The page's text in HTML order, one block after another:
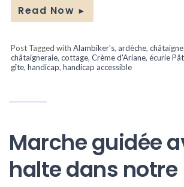
Pâturage
Read Now ►
Post Tagged withAlambiker's,ardèche,
châtaigneraie,cottage,Crème d'Ariane,écurie
gîte,handicap,handicap accessible
Marche guidée
halte dans notre